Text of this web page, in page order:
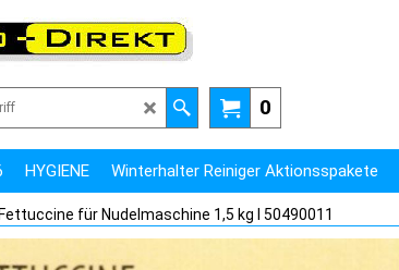
0
HYGIENE Winterhalter Reiniger Aktionsspakete
für Nudelmaschine 1,5 kg I 50490011